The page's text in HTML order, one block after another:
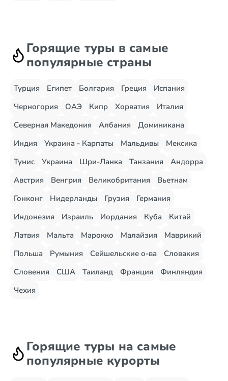
Горящие туры в самые
популярные страны
Турция Египет Болгария Греция
Испания
Черногория
ОАЭ Кипр Хорватия
Италия
Северная Македония
Албания
Доминикана
Индия
Украина - Карпаты Мальдивы
Мексика
Тунис
Украина Шри-Ланка Танзания
Андорра
Австрия
Венгрия Великобритания
Вьетнам
Гонконг
Нидерланды Грузия
Германия
Индонезия
Израиль Иордания Куба
Китай
Латвия
Мальта Марокко Малайзия
Маврикий
Польша
Румыния Сейшельские о-ва
Словакия
Словения
США Таиланд Франция
Финляндия
Чехия
Горящие туры на самые
популярные курорты